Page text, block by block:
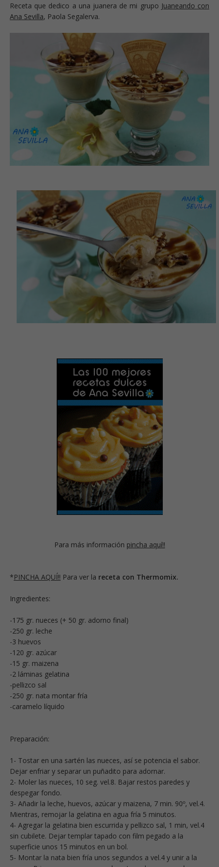
Receta que dedico a una juanera de mi grupo Juaneando con
Ana Sevilla, Paola Segalerva.
Para más información pincha aquí!!
*PINCHA AQUÍ!! Para ver la receta con Thermomix.
Ingredientes:
-175 gr. nueces (+ 50 gr. adorno final)
-250 gr. leche
-3 huevos
-120 gr. azúcar
-15 gr. maizena
-2 láminas gelatina
-pellizco sal
-250 gr. nata montar fría
-caramelo líquido
Preparación:
1- Tostar en una sartén las nueces, así se potencia el sabor.
Dejar enfriar y separar un puñadito para adornar.
2- Moler las nueces, 10 seg. vel.8. Bajar restos paredes y
despegar fondo.
3- Añadir la leche, huevos, azúcar y maizena, 7 min. 90º, vel.4.
Mientras, remojar la gelatina en agua fría 5 minutos.
4- Agregar la gelatina bien escurrida y pellizco sal, 1 min, vel.4
sin cubilete. Dejar templar tapado con film pegado a la
superficie unos 15 minutos en un bol.
5- Montar la nata bien fría unos segundos a vel.4 y unir a la